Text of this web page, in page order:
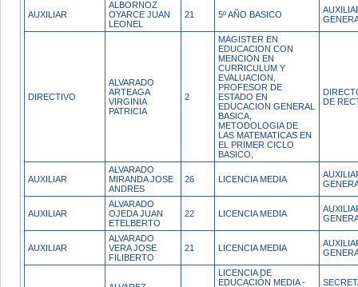
AUXILIAR
ALBORNOZ
OYARCE JUAN
LEONEL
21 5º AÑO BASICO
DIRECTIVO
ALVARADO
ARTEAGA
VIRGINIA
PATRICIA
2
MAGISTER EN
EDUCACION CON
MENCION EN
CURRICULUM Y
EVALUACION,
PROFESOR DE
ESTADO EN
EDUCACION GENERAL
BASICA,
METODOLOGIA DE
LAS MATEMATICAS EN
EL PRIMER CICLO
BASICO,
DE
AUXILIAR
ALVARADO
MIRANDA JOSE
ANDRES
26 LICENCIA MEDIA
AUXILIAR
ALVARADO
OJEDA JUAN
ETELBERTO
22 LICENCIA MEDIA
AUXILIAR
ALVARADO
VERA JOSE
FILIBERTO
21 LICENCIA MEDIA
LICENCIA DE
EDUCACIÓN MEDIA -